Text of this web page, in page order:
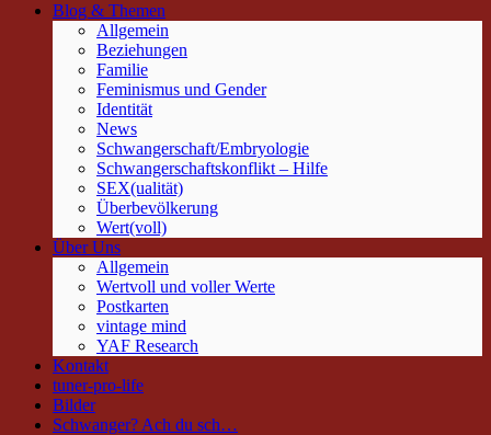
Blog & Themen
Allgemein
Beziehungen
Familie
Feminismus und Gender
Identität
News
Schwangerschaft/Embryologie
Schwangerschaftskonflikt – Hilfe
SEX(ualität)
Überbevölkerung
Wert(voll)
Über Uns
Allgemein
Wertvoll und voller Werte
Postkarten
vintage mind
YAF Research
Kontakt
tuner-pro-life
Bilder
Schwanger? Ach du sch…